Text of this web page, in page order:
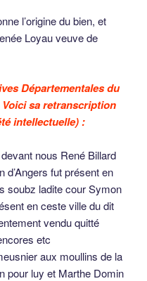
l’origine du bien, et
Loyau veuve de
Départementales du
sa retranscription
intellectuelle) :
nous René Billard
d’Angers fut présent en
soubz ladite cour Symon
en ceste ville du dit
vendu quitté
etc
aux moullins de la
pour luy et Marthe Domin